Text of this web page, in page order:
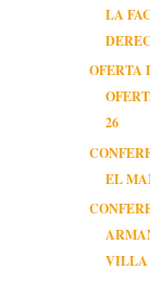
LA
OFERTA
26
EL
VILLA